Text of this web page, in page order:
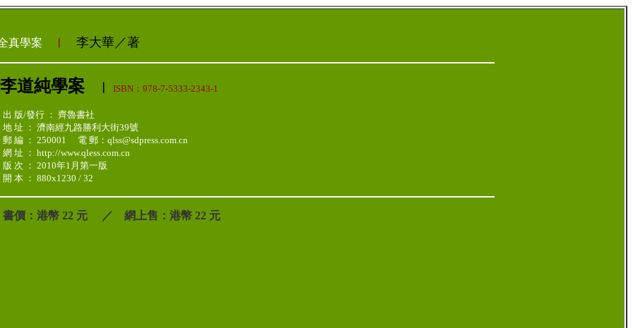
真學案 李大華／著
李道純學案 ISBN：978-7-5333-2343-1
出 版/發行 ： 齊魯書社
地 址 ： 濟南經九路勝利大街39號
郵 編 ： 250001 電 郵：qlss@sdpress.com.cn
網 址 ： http://www.qless.com.cn
版 次 ： 2010年1月第一版
開 本 ： 880x1230 / 32
書價：港幣 22 元 ／ 網上售：港幣 22 元